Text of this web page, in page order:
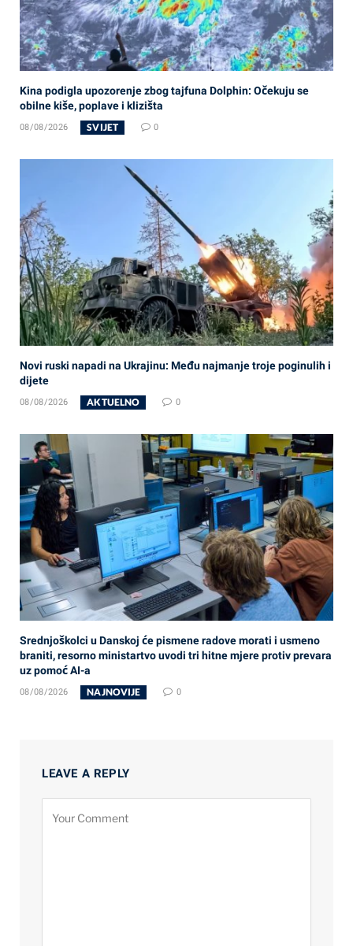
Kina podigla upozorenje zbog tajfuna Dolphin: Očekuju se
obilne kiše, poplave i klizišta
08/08/2026 SVIJET 0
Novi ruski napadi na Ukrajinu: Među najmanje troje poginulih i
dijete
08/08/2026 AKTUELNO 0
Srednjoškolci u Danskoj će pismene radove morati i usmeno
braniti, resorno ministartvo uvodi tri hitne mjere protiv prevara
uz pomoć AI-a
08/08/2026 NAJNOVIJE 0
LEAVE A REPLY